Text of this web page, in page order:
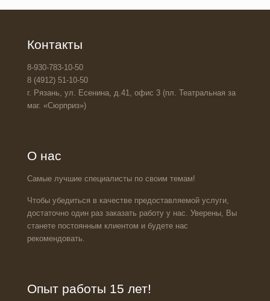
Контакты
8-930-783-10-50
8 (4912) 51-10-50
г. Рязань, ул. Есенина, д.41, офис 3 (пл. Театральная за
маг. «Сюрприз»)
О нас
Самые лучшие специалисты по своим темам!
Чтобы убедиться в качестве предоставляемой услуги,
достаточно один раз заказать работу у нас. Уверены, Вы
станете постоянным клиентом и будете нас
рекомендовать.
Опыт работы 15 лет!